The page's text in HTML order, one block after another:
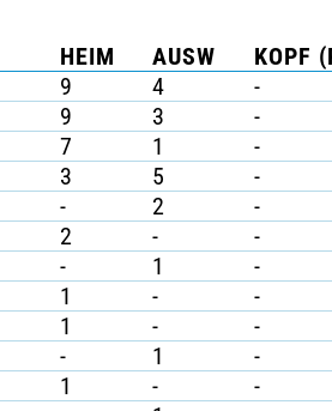
HEIM AUSW KOPF
9 4 -
9 3 -
7 1 -
3 5 -
- 2 -
2 - -
- 1 -
1 - -
1 - -
- 1 -
1 - -